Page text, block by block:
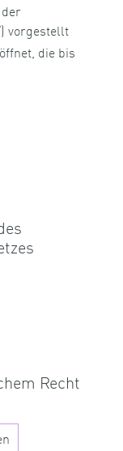
) vorgestellt
die bis
Recht